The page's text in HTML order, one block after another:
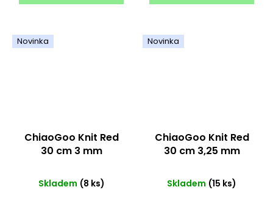
Novinka
ChiaoGoo Knit Red
30 cm 3 mm
Skladem (8 ks)
Novinka
ChiaoGoo Knit Red
30 cm 3,25 mm
Skladem (15 ks)